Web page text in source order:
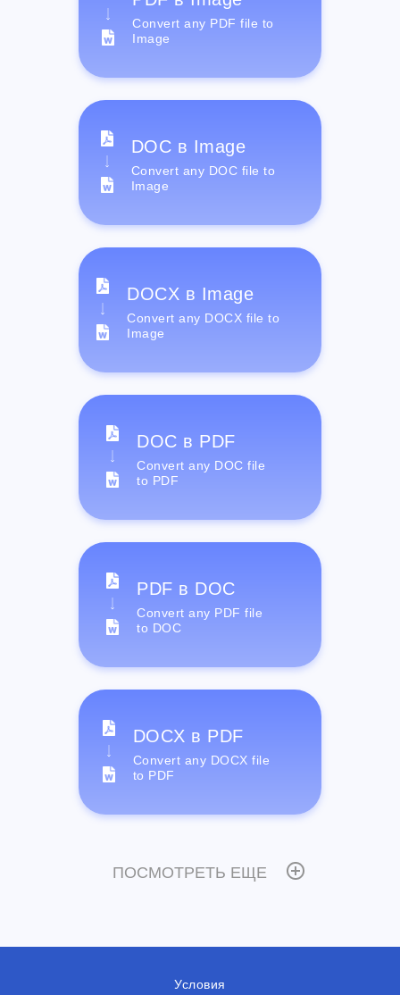
Convert any PDF file to
Image
DOC в Image
Convert any DOC file to
Image
DOCX в Image
Convert any DOCX file to
Image
DOC в PDF
Convert any DOC file
to PDF
PDF в DOC
Convert any PDF file
to DOC
DOCX в PDF
Convert any DOCX file
to PDF
ПОСМОТРЕТЬ ЕЩЕ
Условия